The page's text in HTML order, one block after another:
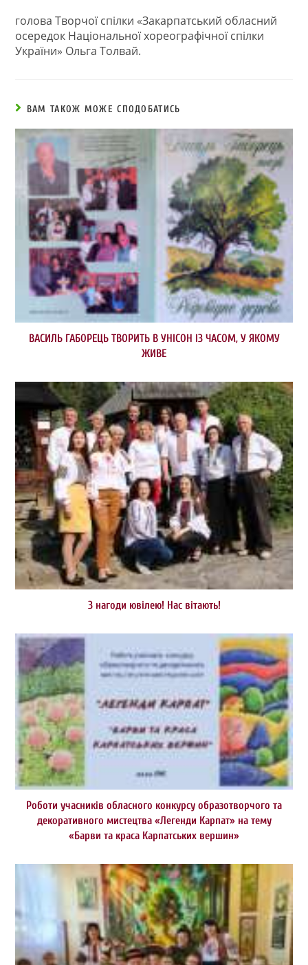
голова Творчої спілки «Закарпатський обласний
осередок Національної хореографічної спілки
України» Ольга Толвай.
ВАМ ТАКОЖ МОЖЕ СПОДОБАТИСЬ
ВАСИЛЬ ГАБОРЕЦЬ ТВОРИТЬ В УНІСОН ІЗ ЧАСОМ, У ЯКОМУ
ЖИВЕ
З нагоди ювілею! Нас вітають!
Роботи учасників обласного конкурсу образотворчого та
декоративного мистецтва «Легенди Карпат» на тему
«Барви та краса Карпатських вершин»